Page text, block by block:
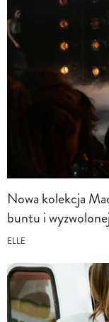
Nowa kolekcja
buntu i
ELLE